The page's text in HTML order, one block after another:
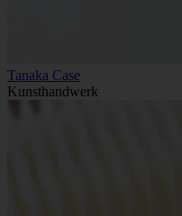
Tanaka Case
Kunsthandwerk